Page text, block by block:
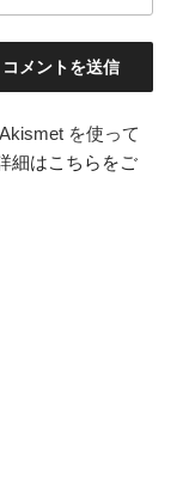
を使って
細はこちらをご